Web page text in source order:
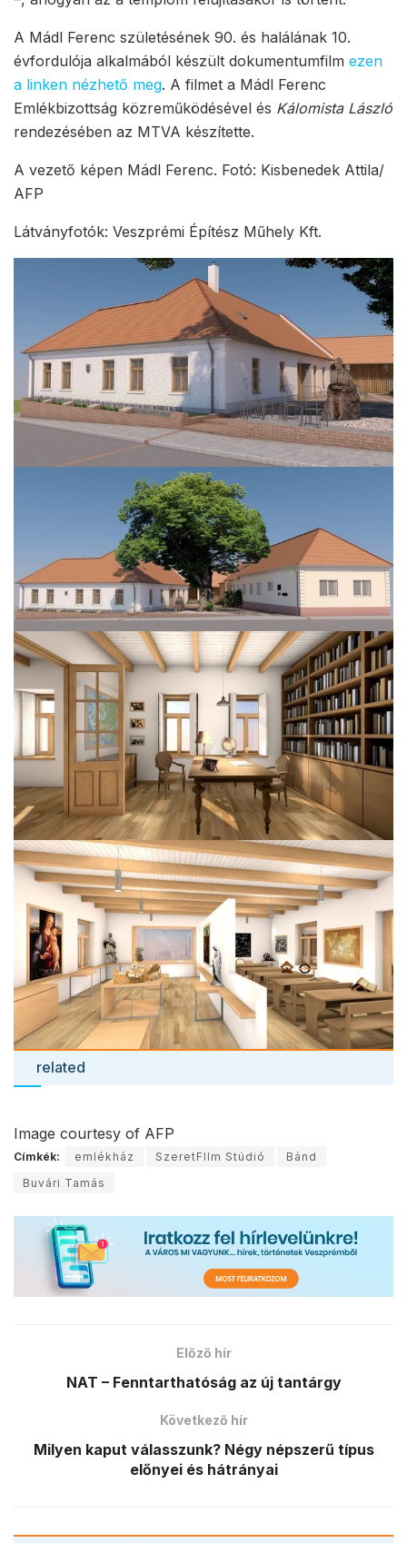
A Mádl Ferenc születésének 90. és halálának 10.
évfordulója alkalmából készült dokumentumfilm ezen
a linken nézhető meg. A filmet a Mádl Ferenc
Emlékbizottság közreműködésével és Kálomista László
rendezésében az MTVA készítette.
A vezető képen Mádl Ferenc. Fotó: Kisbenedek Attila/
AFP
Látványfotók: Veszprémi Építész Műhely Kft.
related
Image courtesy of AFP
Címkék: emlékház SzeretFIlm Stúdió
Bánd
Buvári Tamás
Előző hír
NAT – Fenntarthatóság az új tantárgy
Következő hír
Milyen kaput válasszunk? Négy népszerű típus
előnyei és hátrányai